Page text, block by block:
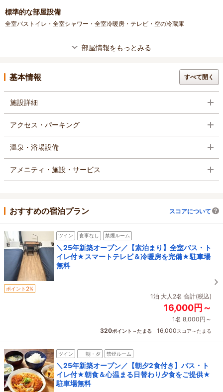
標準的な部屋設備
全室バストイレ・全室シャワー・全室冷暖房・テレビ・空の冷蔵庫
部屋情報をもっとみる
基本情報 すべて開く
施設詳細
アクセス・パーキング
温泉・浴場設備
アメニティ・施設・サービス
おすすめの宿泊プラン スコアについて
ツイン 食事なし 禁煙ルーム
＼25年新築オープン／【素泊まり】全室バス・ト
イレ付★スマートテレビ＆冷暖房を完備★駐車場
無料
ポイント 2%
1泊 大人2名 合計(税込)
16,000円～
1名 8,000円～
320ポイント～たまる 16,000スコア～たまる
ツイン 朝・夕 禁煙ルーム
＼25年新築オープン／【朝夕2食付き】バス・ト
イレ付★朝食＆心温まる日替わり夕食をご提供★
駐車場無料